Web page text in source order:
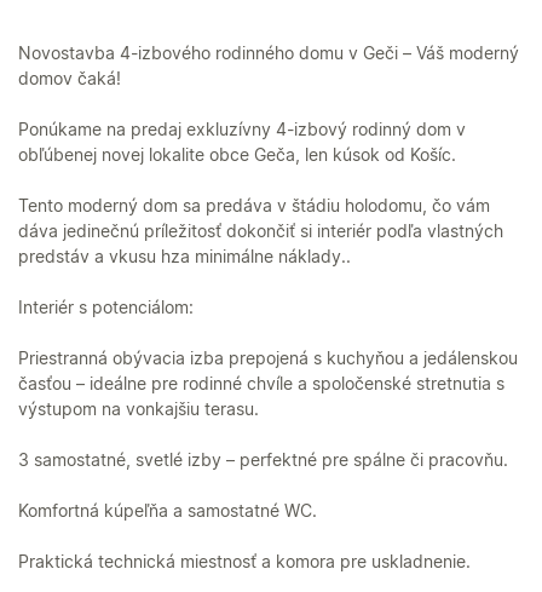
Novostavba 4-izbového rodinného domu v Geči – Váš moderný
domov čaká!
Ponúkame na predaj exkluzívny 4-izbový rodinný dom v
obľúbenej novej lokalite obce Geča, len kúsok od Košíc.
Tento moderný dom sa predáva v štádiu holodomu, čo vám
dáva jedinečnú príležitosť dokončiť si interiér podľa vlastných
predstáv a vkusu hza minimálne náklady..
Interiér s potenciálom:
Priestranná obývacia izba prepojená s kuchyňou a jedálenskou
časťou – ideálne pre rodinné chvíle a spoločenské stretnutia s
výstupom na vonkajšiu terasu.
3 samostatné, svetlé izby – perfektné pre spálne či pracovňu.
Komfortná kúpeľňa a samostatné WC.
Praktická technická miestnosť a komora pre uskladnenie.